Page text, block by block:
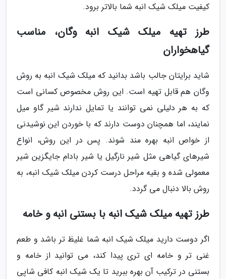
کیفیت میلک شیک انبه شما بالاتر برود.
طرز تهیه میلک شیک انبه وگان، مناسب
گیاهخواران
شاید برایتان جالب باشد بدانید که میلک شیک انبه به روش
وگان هم قابل تهیه است. این روش مخصوص کسانی است
که به هر دلیلی نمی توانند یا تمایل ندارند شیر گاو میل
نمایند، اما همچنان دوست دارند که با خوردن این نوشیدنی
از خواص انبه بهره مند شوند. پس در این روش، انواع
شیرهای گیاهی مثل شیر نارگیل یا شیر بادام جایگزین شیر
معمولی شده و بقیه مراحل درست کردن میلک شیک انبه، به
روش بالا دنبال می گردد.
طرز تهیه میلک شیک انبه با بستنی انبه و خامه
اگر دوست دارید میلک شیک انبه شما غلیظ تر باشد و طعم
غنی تر و خامه ای تری پیدا کند، می توانید از خامه و
بستنی در ترکیب آن بهره ببرید تا یک شیک انبه کافی شاپی